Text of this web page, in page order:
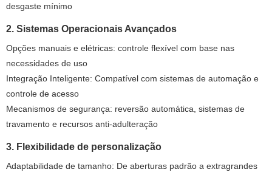
desgaste mínimo
2. Sistemas Operacionais Avançados
Opções manuais e elétricas: controle flexível com base nas
necessidades de uso
Integração Inteligente: Compatível com sistemas de automação e
controle de acesso
Mecanismos de segurança: reversão automática, sistemas de
travamento e recursos anti-adulteração
3. Flexibilidade de personalização
Adaptabilidade de tamanho: De aberturas padrão a extragrandes